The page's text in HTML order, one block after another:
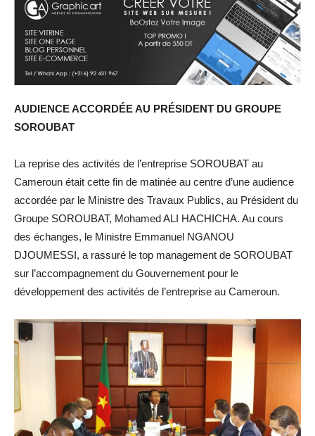
AUDIENCE ACCORDÉE AU PRÉSIDENT DU GROUPE
SOROUBAT
La reprise des activités de l’entreprise SOROUBAT au
Cameroun était cette fin de matinée au centre d’une audience
accordée par le Ministre des Travaux Publics, au Président du
Groupe SOROUBAT, Mohamed ALI HACHICHA. Au cours
des échanges, le Ministre Emmanuel NGANOU
DJOUMESSI, a rassuré le top management de SOROUBAT
sur l’accompagnement du Gouvernement pour le
développement des activités de l’entreprise au Cameroun.